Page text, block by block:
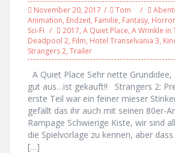
November 20, 2017 Tom
Animation, Endzeit, Familie, Fantasy, Horror
Sci-Fi
2017, A Quiet Place, A Wrinkle in
Deadpool 2, Film, Hotel Transelvania 3,
Strangers 2, Trailer
A Quiet Place Sehr nette
gut aus…ist gekauft!! Strangers 2:
erste Teil war ein feiner mieser
gefällt das ihr auch mit seinen 80er-
Rampage Schwierige Kiste, wir sind
die Spielvorlage zu kennen, aber
[…]